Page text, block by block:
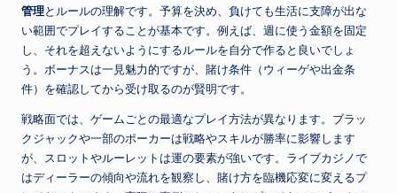
管理とルールの理解です。予算を決め、負けても生活に支障が出な
い範囲でプレイすることが基本です。例えば、週に使う金額を固定
し、それを超えないようにするルールを自分で作ると良いでしょ
う。ボーナスは一見魅力的ですが、賭け条件（ウィーゲや出金条
件）を確認してから受け取るのが賢明です。
戦略面では、ゲームごとの最適なプレイ方法が異なります。ブラッ
クジャックや一部のポーカーは戦略やスキルが勝率に影響します
が、スロットやルーレットは運の要素が強いです。ライブカジノで
はディーラーの傾向や流れを観察し、賭け方を臨機応変に変えるプ